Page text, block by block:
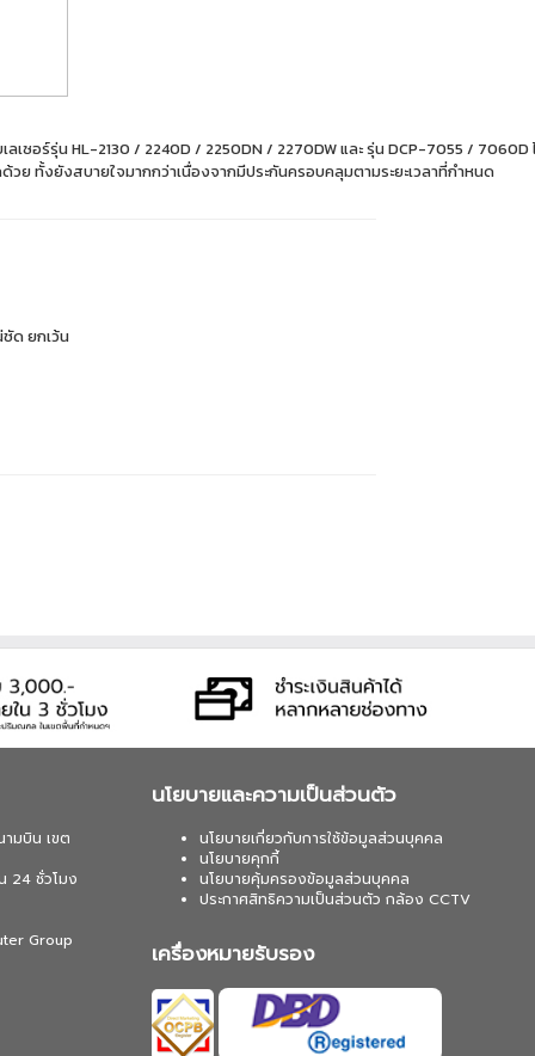
ซอร์รุ่น HL-2130 / 2240D / 2250DN / 2270DW และ รุ่น DCP-7055 / 7060D
ทั้งยังสบายใจมากกว่าเนื่องจากมีประกันครอบคลุมตามระยะเวลาที่กำหนด
ด ยกเว้น
มบิน เขต
24 ชั่วโมง
Group
นโยบายและความเป็นส่วนตัว
นโยบายเกี่ยวกับการใช้ข้อมูลส่วนบุคคล
นโยบายคุกกี้
นโยบายคุ้มครองข้อมูลส่วนบุคคล
ประกาศสิทธิความเป็นส่วนตัว กล้อง CCTV
เครื่องหมายรับรอง